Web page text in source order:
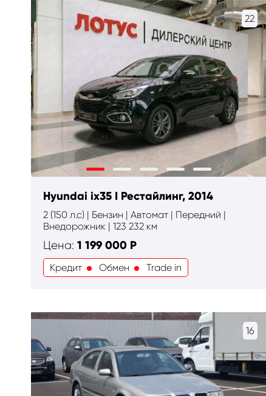
22
Hyundai ix35 I Рестайлинг, 2014
2 (150 л.с) | Бензин | Автомат | Передний |
Внедорожник | 123 232 км
Цена: 1 199 000 Р
Кредит Обмен Trade in
16